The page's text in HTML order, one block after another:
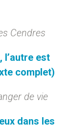
Cendres
l’autre est
complet)
de vie
dans les